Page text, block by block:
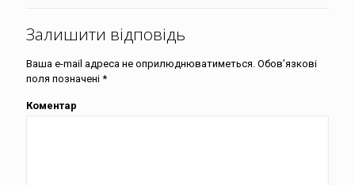
Залишити відповідь
Ваша e-mail адреса не оприлюднюватиметься. Обов’язкові
поля позначені *
Коментар